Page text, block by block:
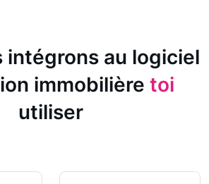
intégrons au logiciel
immobilière toi
utiliser